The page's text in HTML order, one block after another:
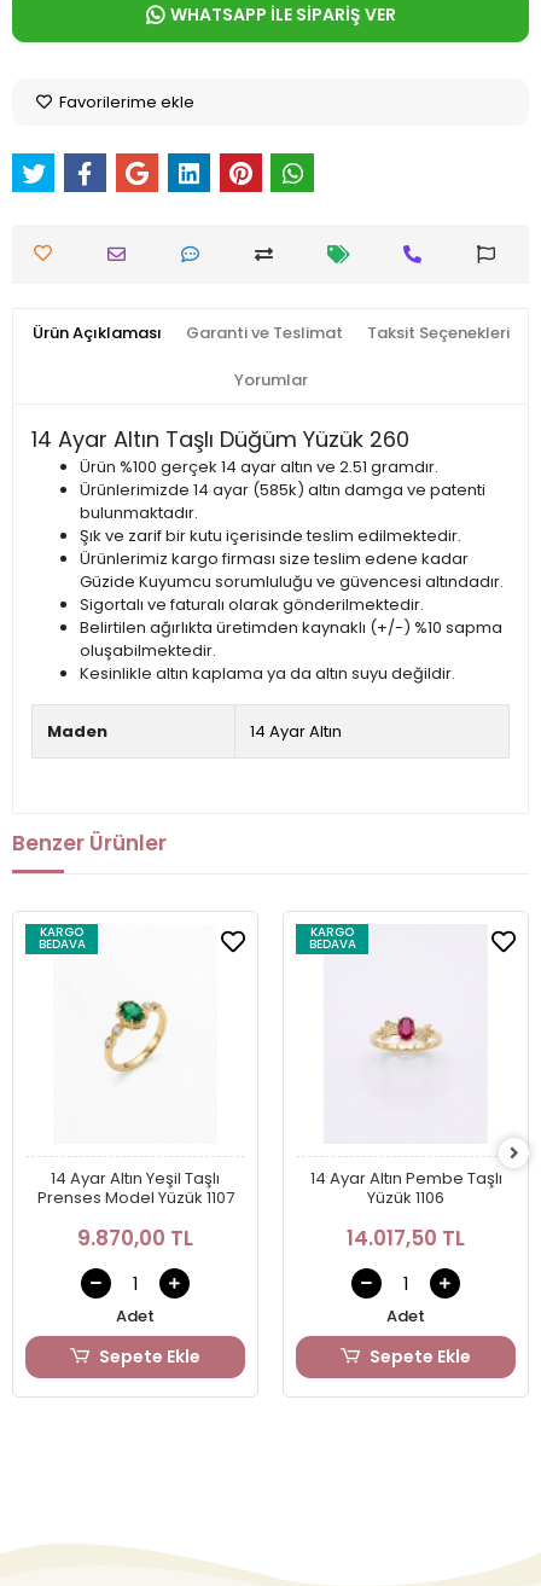
WHATSAPP İLE SİPARİŞ VER
Favorilerime ekle
Ürün Açıklaması Garanti ve Teslimat Taksit Seçenekleri
Yorumlar
14 Ayar Altın Taşlı Düğüm Yüzük 260
Ürün %100 gerçek 14 ayar altın ve 2.51 gramdır.
Ürünlerimizde 14 ayar (585k) altın damga ve patenti
bulunmaktadır.
Şık ve zarif bir kutu içerisinde teslim edilmektedir.
Ürünlerimiz kargo firması size teslim edene kadar
Güzide Kuyumcu sorumluluğu ve güvencesi altındadır.
Sigortalı ve faturalı olarak gönderilmektedir.
Belirtilen ağırlıkta üretimden kaynaklı (+/-) %10 sapma
oluşabilmektedir.
Kesinlikle altın kaplama ya da altın suyu değildir.
Maden 14 Ayar Altın
Benzer Ürünler
KARGO
BEDAVA
14 Ayar Altın Yeşil Taşlı
Prenses Model Yüzük 1107
9.870,00 TL
Adet
Sepete Ekle
KARGO
BEDAVA
14 Ayar Altın Pembe Taşlı
Yüzük 1106
14.017,50 TL
Adet
Sepete Ekle